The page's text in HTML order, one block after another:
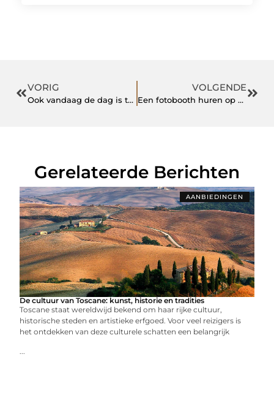
VORIG
Ook vandaag de dag is telemarketing nog hartstikke relevant!
VOLGENDE
Een fotobooth huren op een bruiloft
Gerelateerde Berichten
AANBIEDINGEN
De cultuur van Toscane: kunst, historie en tradities
Toscane staat wereldwijd bekend om haar rijke cultuur,
historische steden en artistieke erfgoed. Voor veel reizigers is
het ontdekken van deze culturele schatten een belangrijk
...